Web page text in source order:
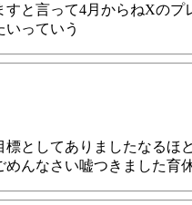
すと言って4月からねXの
いっていう
標としてありましたなる
めんなさい嘘つきました育